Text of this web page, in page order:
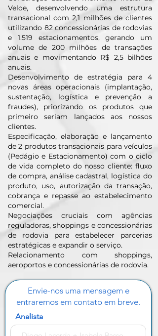
Veloe, desenvolvendo uma estrutura
transacional com 2,1 milhões de clientes
utilizando 82 concessionárias de rodovias
e 1.519 estacionamentos, gerando um
volume de 200 milhões de transações
anuais e movimentando R$ 2,5 bilhões
anuais.
Desenvolvimento de estratégia para 4
novas áreas operacionais (implantação,
sustentação, logística e prevenção a
fraudes), priorizando os produtos que
primeiro seriam lançados aos nossos
clientes.
Especificação, elaboração e lançamento
de 2 produtos transacionais para veículos
(Pedágio e Estacionamento) com o ciclo
de vida completo do nosso cliente: fluxo
de compra, análise cadastral, logística do
produto, uso, autorização da transação,
cobrança e repasse ao estabelecimento
comercial.
Negociações cruciais com agências
reguladoras, shoppings e concessionárias
de rodovia para estabelecer parcerias
estratégicas e expandir o serviço.
Relacionamento com shoppings,
aeroportos e concessionárias de rodovia.
Envie-nos uma mensagem e
entraremos em contato em breve.
Analista